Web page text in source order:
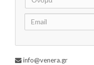
info@venera.gr